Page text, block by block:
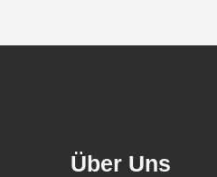
Über Uns